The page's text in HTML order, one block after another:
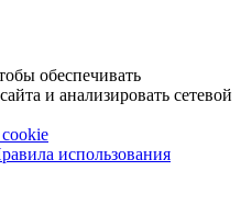
обеспечивать
и анализировать сетевой
использования